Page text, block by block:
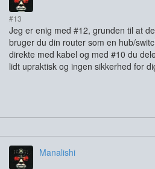
#13
Jeg er enig med #12, grunden til at
bruger du din router som en hub/
direkte med kabel og med #10 du
lidt upraktisk og ingen sikkerhed for
Manalishi